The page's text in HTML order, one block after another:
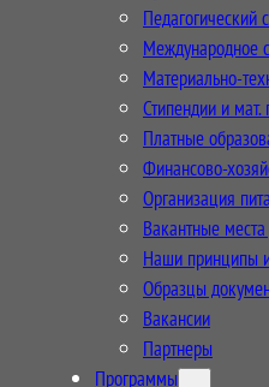
Педагогический
Международное
Материально-
Стипендии и
Платные
Финансово-
Организация
Вакантные
Наши принципы
Образцы
Вакансии
Партнеры
Программы